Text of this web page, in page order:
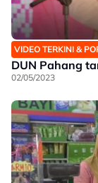
VIDEO TERKINI &
DUN Pahang
02/05/2023